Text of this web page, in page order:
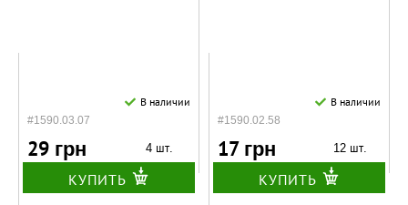
#1590.03.07
В наличии
29 грн 4 шт.
КУПИТЬ
#1590.02.58
В наличии
17 грн 12 шт.
КУПИТЬ